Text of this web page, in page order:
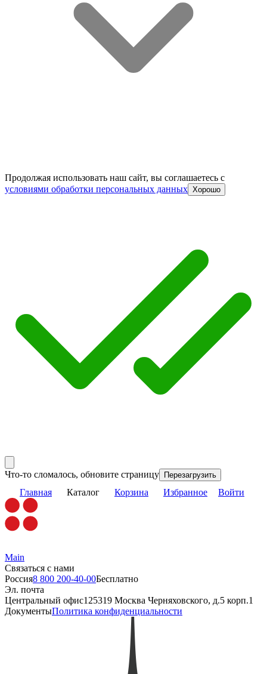
Продолжая использовать наш сайт, вы соглашаетесь c
условиями обработки персональных данных Хорошо
Что-то сломалось, обновите страницу Перезагрузить
Главная Каталог Корзина Избранное Войти
Main
Связаться с нами
Россия8 800 200-40-00Бесплатно
Эл. почта
Центральный офис125319 Москва Черняховского, д.5 корп.1
ДокументыПолитика конфиденциальности